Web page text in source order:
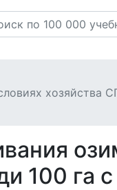
хозяйства
100 га